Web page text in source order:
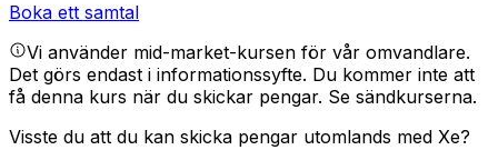
Boka ett samtal
Vi använder mid-market-kursen för vår omvandlare.
Det görs endast i informationssyfte. Du kommer inte att
få denna kurs när du skickar pengar. Se sändkurserna.
Visste du att du kan skicka pengar utomlands med Xe?